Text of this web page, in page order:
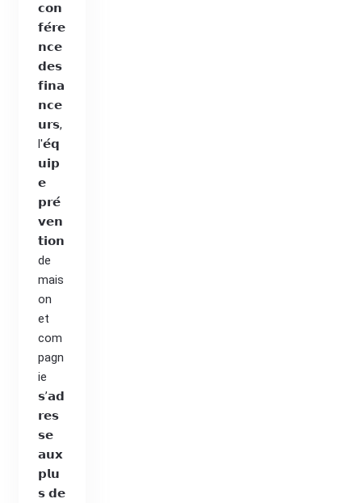
𝗰𝗼𝗻
𝗳𝗲́𝗿𝗲
𝗻𝗰𝗲
𝗱𝗲𝘀
𝗳𝗶𝗻𝗮
𝗻𝗰𝗲
𝘂𝗿𝘀,
l'𝗲́𝗾
𝘂𝗶𝗽
𝗲
𝗽𝗿𝗲́
𝘃𝗲𝗻
𝘁𝗶𝗼𝗻
de
mais
on
et
com
pagn
ie
𝘀’𝗮𝗱
𝗿𝗲𝘀
𝘀𝗲
𝗮𝘂𝘅
𝗽𝗹𝘂
𝘀 𝗱𝗲